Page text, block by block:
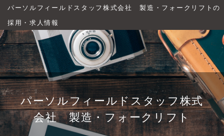
パーソルフィールドスタッフ株式会社 製造・フォークリフトの
採用・求人情報
パーソルフィールドスタッフ株式
会社 製造・フォークリフト